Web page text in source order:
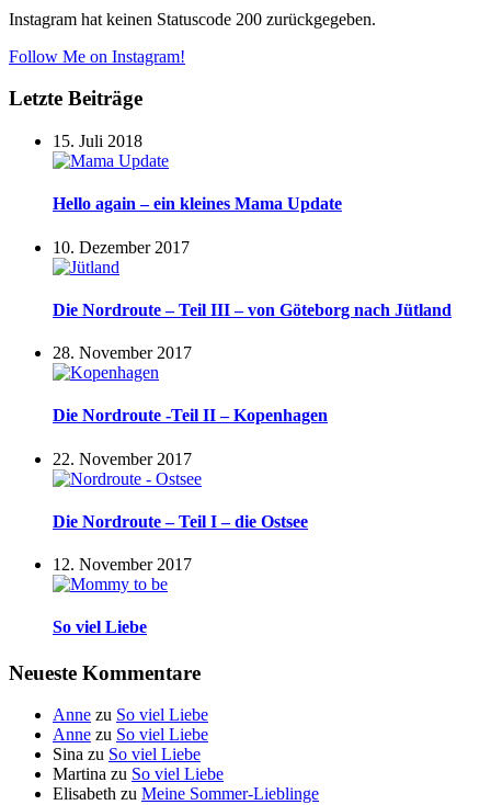
Instagram hat keinen Statuscode 200 zurückgegeben.
Follow Me on Instagram!
Letzte Beiträge
15. Juli 2018
Hello again – ein kleines Mama Update
10. Dezember 2017
Die Nordroute – Teil III – von Göteborg nach Jütland
28. November 2017
Die Nordroute -Teil II – Kopenhagen
22. November 2017
Die Nordroute – Teil I – die Ostsee
12. November 2017
So viel Liebe
Neueste Kommentare
Anne zu So viel Liebe
Anne zu So viel Liebe
Sina zu So viel Liebe
Martina zu So viel Liebe
Elisabeth zu Meine Sommer-Lieblinge